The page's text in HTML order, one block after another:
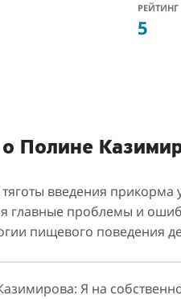
РЕЙТИНГ
5
Полине
введения
главные проблемы и
пищевого поведения
Я на